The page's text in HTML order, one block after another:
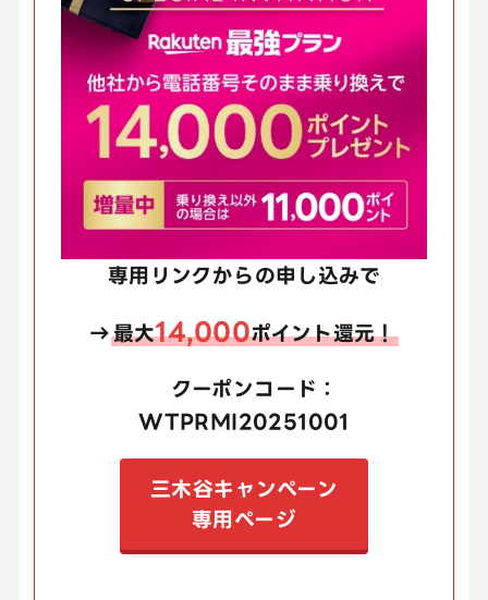
専用リンクからの申し込みで
→最大14,000ポイント還元！
クーポンコード：
WTPRMI20251001
三木谷キャンペーン
専用ページ